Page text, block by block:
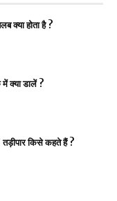
क्या होता है ?
क्या डालें ?
किसे कहते हैं ?